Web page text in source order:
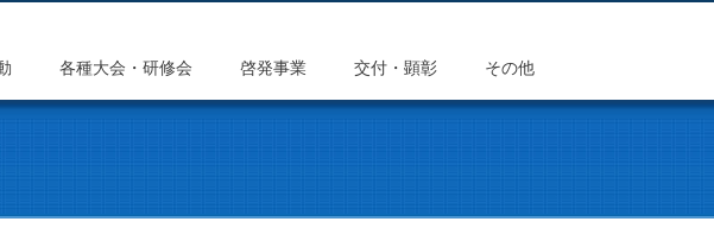
各種大会・研修会 啓発事業 交付・顕彰 その他